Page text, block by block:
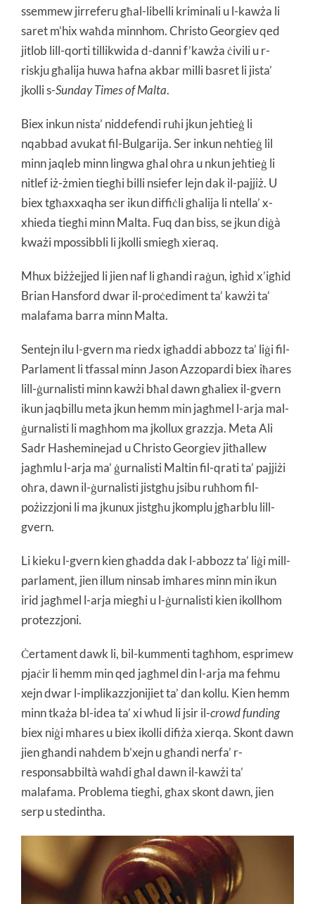
ssemmew jirreferu għal-libelli kriminali u l-kawża li
saret m’hix waħda minnhom. Christo Georgiev qed
jitlob lill-qorti tillikwida d-danni f’kawża ċivili u r-
riskju għalija huwa ħafna akbar milli basret li jista’
jkolli s-Sunday Times of Malta.
Biex inkun nista’ niddefendi ruħi jkun jeħtieġ li
nqabbad avukat fil-Bulgarija. Ser inkun neħtieġ lil
minn jaqleb minn lingwa għal oħra u nkun jeħtieġ li
nitlef iż-żmien tiegħi billi nsiefer lejn dak il-pajjiż. U
biex tgħaxxaqha ser ikun diffiċli għalija li ntella’ x-
xhieda tiegħi minn Malta. Fuq dan biss, se jkun diġà
kważi mpossibbli li jkolli smiegħ xieraq.
Mhux biżżejjed li jien naf li għandi raġun, igħid x’igħid
Brian Hansford dwar il-proċediment ta’ kawżi ta’
malafama barra minn Malta.
Sentejn ilu l-gvern ma riedx igħaddi abbozz ta’ liġi fil-
Parlament li tfassal minn Jason Azzopardi biex iħares
lill-ġurnalisti minn kawżi bħal dawn għaliex il-gvern
ikun jaqbillu meta jkun hemm min jagħmel l-arja mal-
ġurnalisti li magħhom ma jkollux grazzja. Meta Ali
Sadr Hasheminejad u Christo Georgiev jitħallew
jagħmlu l-arja ma’ ġurnalisti Maltin fil-qrati ta’ pajjiżi
oħra, dawn il-ġurnalisti jistgħu jsibu ruħħom fil-
pożizzjoni li ma jkunux jistgħu jkomplu jgħarblu lill-
gvern.
Li kieku l-gvern kien għadda dak l-abbozz ta’ liġi mill-
parlament, jien illum ninsab imħares minn min ikun
irid jagħmel l-arja miegħi u l-ġurnalisti kien ikollhom
protezzjoni.
Ċertament dawk li, bil-kummenti tagħhom, esprimew
pjaċir li hemm min qed jagħmel din l-arja ma fehmu
xejn dwar l-implikazzjonijiet ta’ dan kollu. Kien hemm
minn tkaża bl-idea ta’ xi wħud li jsir il-crowd funding
biex niġi mħares u biex ikolli difiża xierqa. Skont dawn
jien għandi naħdem b’xejn u għandi nerfa’ r-
responsabbiltà waħdi għal dawn il-kawżi ta’
malafama. Problema tiegħi, għax skont dawn, jien
serp u stedintha.